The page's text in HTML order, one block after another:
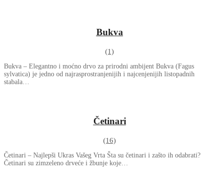
Bukva
(1)
Bukva – Elegantno i moćno drvo za prirodni ambijent Bukva (Fagus
sylvatica) je jedno od najrasprostranjenijih i najcenjenijih listopadnih
stabala…
Četinari
(16)
Četinari – Najlepši Ukras Vašeg Vrta Šta su četinari i zašto ih odabrati?
Četinari su zimzeleno drveće i žbunje koje…